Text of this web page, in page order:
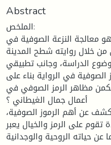
Abstract
الملخص:
معالجة النزعة الصوفية في
من خلال روايته شطح المدينة
الدراسة، وجانب تطبيقي
الصوفية في الرواية بناء على
مظاهر الرمز الصوفي في
أعمال جمال الغيطاني ؟
عن أهم الرموز الصوفية،
تقوم على الرمز والخيال يعبر